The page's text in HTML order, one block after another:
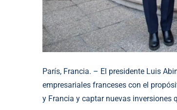
París, Francia. – El presidente Luis
empresariales franceses con el
y Francia y captar nuevas